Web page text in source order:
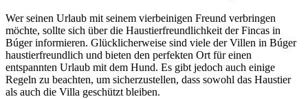
Wer seinen Urlaub mit seinem vierbeinigen Freund verbringen
möchte, sollte sich über die Haustierfreundlichkeit der Fincas in
Búger informieren. Glücklicherweise sind viele der Villen in Búger
haustierfreundlich und bieten den perfekten Ort für einen
entspannten Urlaub mit dem Hund. Es gibt jedoch auch einige
Regeln zu beachten, um sicherzustellen, dass sowohl das Haustier
als auch die Villa geschützt bleiben.